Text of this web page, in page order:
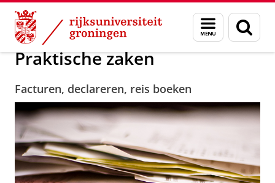
Skip
Content
Skip
Navigation
Menu
en
zoeken
Over ons Praktische zaken
Praktische zaken
Facturen, declareren, reis boeken